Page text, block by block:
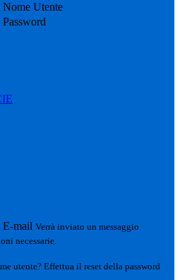
Nome Utente
Password
E-mail Verrà inviato un messaggio
necessarie.
utente? Effettua il reset della password